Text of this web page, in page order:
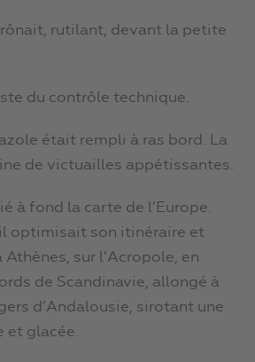
rutilant, devant la petite
du contrôle technique.
était rempli à ras bord. La
de victuailles appétissantes.
à fond la carte de l’Europe.
il optimisait son itinéraire et
sur l’Acropole, en
de Scandinavie, allongé à
d’Andalousie, sirotant une
et glacée.